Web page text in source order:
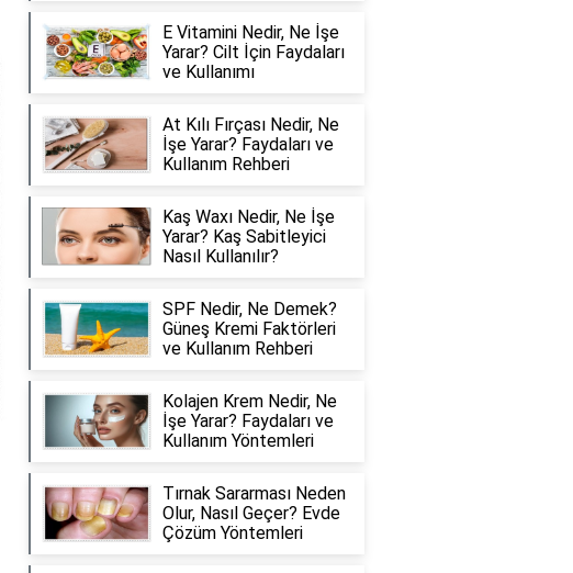
E Vitamini Nedir, Ne İşe
Yarar? Cilt İçin Faydaları
ve Kullanımı
At Kılı Fırçası Nedir, Ne
İşe Yarar? Faydaları ve
Kullanım Rehberi
Kaş Waxı Nedir, Ne İşe
Yarar? Kaş Sabitleyici
Nasıl Kullanılır?
SPF Nedir, Ne Demek?
Güneş Kremi Faktörleri
ve Kullanım Rehberi
Kolajen Krem Nedir, Ne
İşe Yarar? Faydaları ve
Kullanım Yöntemleri
Tırnak Sararması Neden
Olur, Nasıl Geçer? Evde
Çözüm Yöntemleri